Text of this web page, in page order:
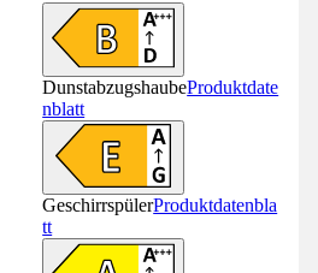
DunstabzugshaubeProduktdate
nblatt
GeschirrspülerProduktdatenbla
tt